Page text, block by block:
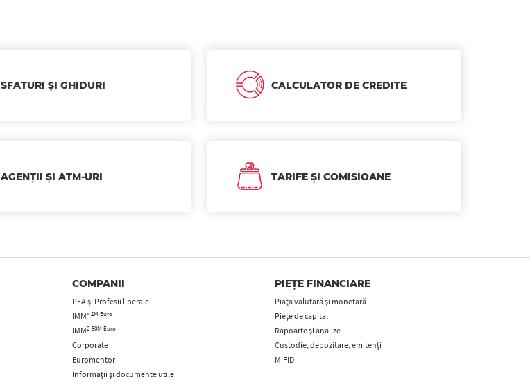
SFATURI ȘI GHIDURI CALCULATOR DE CREDITE
AGENȚII ȘI ATM-URI TARIFE ȘI COMISIOANE
COMPANII
PFA şi Profesii liberale
IMM< 2M Euro
IMM2-50M Euro
Corporate
Euromentor
Informații și documente utile
PIEȚE FINANCIARE
Piața valutară și monetară
Piețe de capital
Rapoarte și analize
Custodie, depozitare, emitenți
MiFID